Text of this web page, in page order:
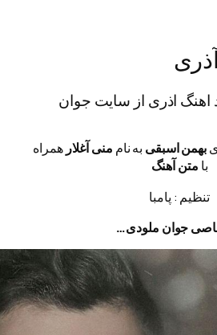
سایت جوان
به ناممنی آغلارهمراه